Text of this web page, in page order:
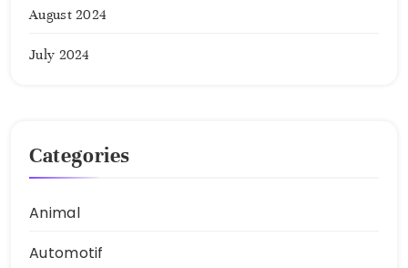
August 2024
July 2024
Categories
Animal
Automotif